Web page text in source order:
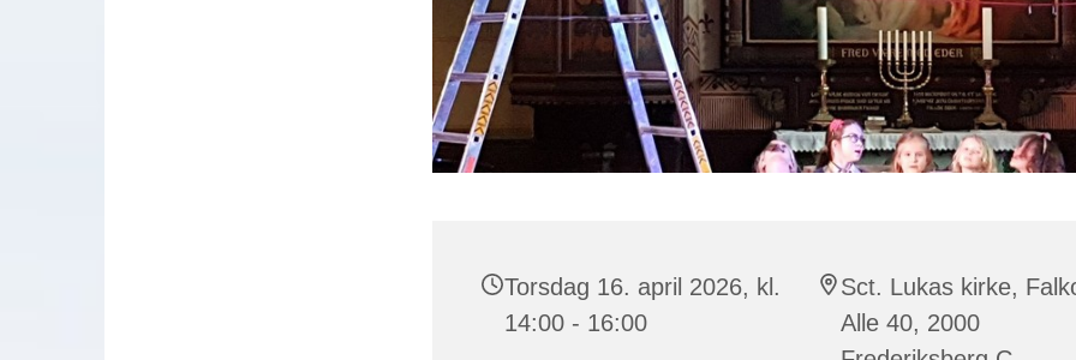
Torsdag 16. april 2026, kl.
14:00 - 16:00
Sct. Lukas kirke,
Alle 40, 2000